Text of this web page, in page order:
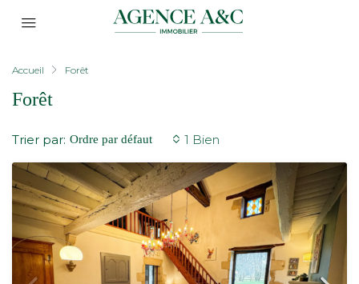
Accueil Forêt
Forêt
1 Bien
Trier par: Ordre par défaut